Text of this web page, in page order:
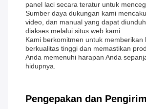
panel laci secara teratur untuk
Sumber daya dukungan kami
video, dan manual yang dapat
diakses melalui situs web kami.
Kami berkomitmen untuk memberikan
berkualitas tinggi dan memastikan
Anda memenuhi harapan Anda
hidupnya.
Pengepakan dan